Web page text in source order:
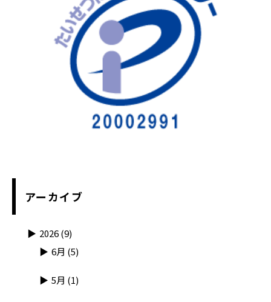
アーカイブ
2026(9)
6月 (5)
5月 (1)